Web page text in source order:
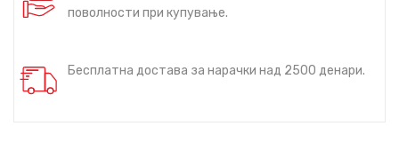
поволности при купување.
Бесплатна достава за нарачки над 2500 денари.